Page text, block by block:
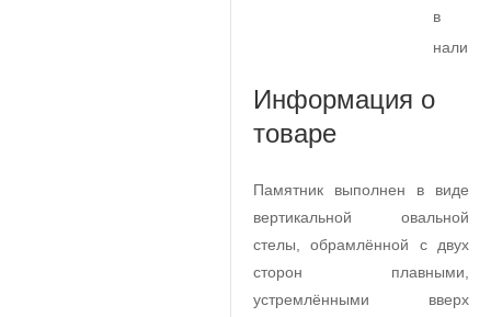
в
Информация о
товаре
Памятник выполнен в виде
вертикальной овальной
стелы, обрамлённой с двух
сторон плавными,
устремлёнными вверх